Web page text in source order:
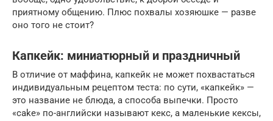
приятному общению. Плюс похвалы хозяюшке — разве
оно того не стоит?
Капкейк: миниатюрный и праздничный
В отличие от маффина, капкейк не может похвастаться
индивидуальным рецептом теста: по сути, «капкейк» —
это название не блюда, а способа выпечки. Просто
«cake» по-английски называют кекс, а маленькие кексы,